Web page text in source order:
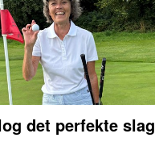
det perfekte slag